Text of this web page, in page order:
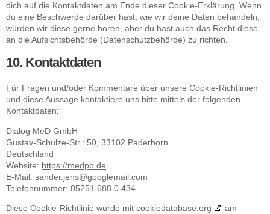
dich auf die Kontaktdaten am Ende dieser Cookie-Erklärung. Wenn
du eine Beschwerde darüber hast, wie wir deine Daten behandeln,
würden wir diese gerne hören, aber du hast auch das Recht diese
an die Aufsichtsbehörde (Datenschutzbehörde) zu richten.
10. Kontaktdaten
Für Fragen und/oder Kommentare über unsere Cookie-Richtlinien
und diese Aussage kontaktiere uns bitte mittels der folgenden
Kontaktdaten:
Dialog MeD GmbH
Gustav-Schulze-Str.: 50​, 33102 Paderborn
Deutschland
Website: https://medpb.de
E-Mail: sander.jens@googlemail.com
Telefonnummer: 05251 688 0 434
Diese Cookie-Richtlinie wurde mit cookiedatabase.org
am